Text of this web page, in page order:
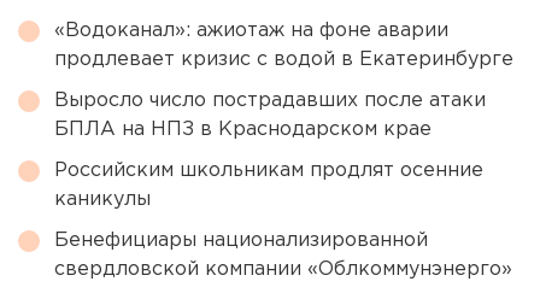
«Водоканал»: ажиотаж на фоне аварии
продлевает кризис с водой в Екатеринбурге
Выросло число пострадавших после атаки
БПЛА на НПЗ в Краснодарском крае
Российским школьникам продлят осенние
каникулы
Бенефициары национализированной
свердловской компании «Облкоммунэнерго»